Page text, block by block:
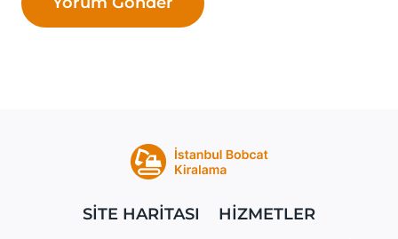
SİTE HARİTASI
HİZMETLER